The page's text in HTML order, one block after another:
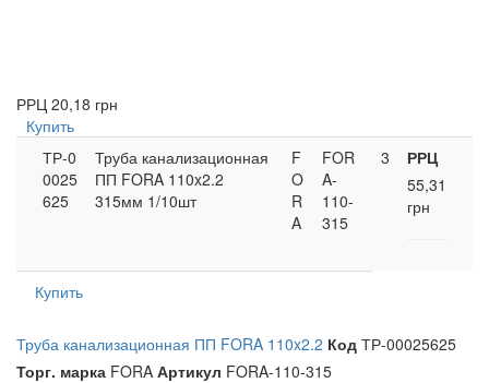
РРЦ 20,18 грн
Купить
ТР-0
0025
625
Труба канализационная
ПП FORA 110x2.2
315мм 1/10шт
F
O
R
A
FOR
A-
110-
315
3
РРЦ
55,31
грн
Купить
Труба канализационная ПП FORA 110x2.2 Код ТР-00025625
Торг. марка FORA Артикул FORA-110-315